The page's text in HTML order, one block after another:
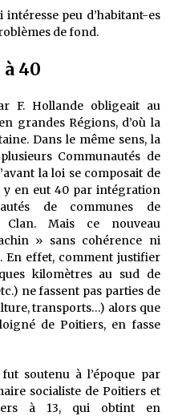
intéresse peu d’habitant-es
de fond.
à 40
F. Hollande obligeait au
grandes Régions, d’où la
Dans le même sens, la
Communautés de
la loi se composait de
y en eut 40 par intégration
de communes de
Mais ce nouveau
» sans cohérence ni
En effet, comment justifier
kilomètres au sud de
ne fassent pas parties de
transports…) alors que
de Poitiers, en fasse
soutenu à l’époque par
socialiste de Poitiers et
à 13, qui obtint en